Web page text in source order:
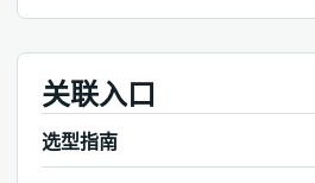
关联入口
选型指南